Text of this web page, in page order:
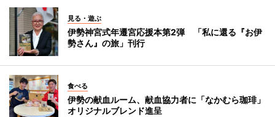
見る・遊ぶ
伊勢神宮式年遷宮応援本第2弾 「私に還る『お伊
勢さん』の旅」刊行
食べる
伊勢の献血ルーム、献血協力者に「なかむら珈琲」
オリジナルブレンド進呈